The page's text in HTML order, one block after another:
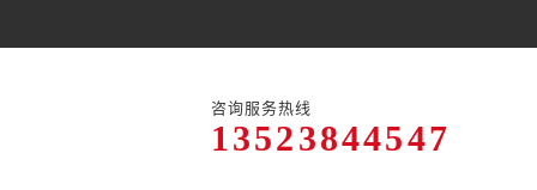
咨询服务热线
13523844547